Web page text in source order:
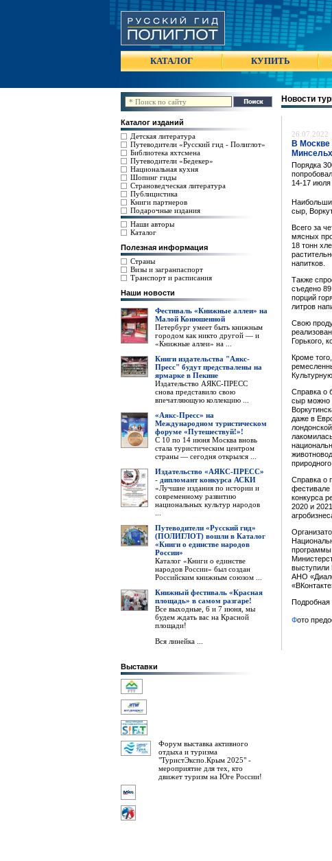
КАТАЛОГ КУПИТЬ
Каталог изданий
Детская литература
Путеводители «Русский гид - Полиглот»
Библиотека яхтсмена
Путеводители «Бедекер»
Национальная кухня
Шопинг гиды
Страноведческая литература
Публицистика
Книги партнеров
Подарочные издания
Наши авторы
Каталог
Полезная информация
Страны
Визы и загранпаспорт
Транспорт и расписания
Наши новости
Фестиваль «Книжные аллеи» на
Малой Конюшенной
Петербург умеет быть книжным
городом как никто другой — и
«Книжные аллеи» на ...
Книги издательства "Аякс-
Пресс" будут предствалены на
ярмарке в Пекине
Издательство АЯКС-ПРЕСС
снова представило свою
впечатляющую коллекцию ...
«Аякс-Пресс» на
Международном туристическом
форуме «Путешествуй!»!
С 10 по 14 июня Москва вновь
стала туристическим центром
страны — сегодня открылся ...
Издательство «АЯКС-ПРЕСС»
- дипломант конкурса АСКИ
«Лучшие издания по истории и
современному развитию
национальных культур народов
Путеводители «Русский гид»
(ПОЛИГЛОТ) вошли в Каталог
«Книги о единстве народов
России»
Каталог «Книги о единстве
народов России» был создан
Российским книжным союзом ...
Книжный фестиваль «Красная
площадь» в самом разгаре!
Все выходные, 6 и 7 июня, мы
будем ждать вас на Красной
площади!
Вся линейка ...
Выставки
Форум выставка активного
отдыха и туризма
"ТуристЭкспо.Крым 2025" -
мероприятие для тех, кто
движет туризм на Юге России!
Новости
26.07.2022
В
Порядка
14-17 июля
сыр,
Всего за
мясных
18 тонн
напитков.
Также
съедено
порций
литров
Свою
Горького,
Кроме
Справка о
сыр можно
даже в
Справка о
фестивале
конкурса
2020 и
программы
выступили
АНО
Фото